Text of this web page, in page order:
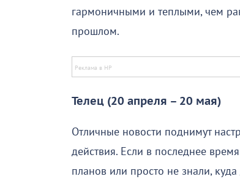
гармоничными и теплыми, чем
прошлом.
Телец (20 апреля – 20 мая)
Отличные новости поднимут
действия. Если в последнее
планов или просто не знали,